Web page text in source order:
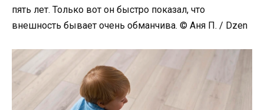
пять лет. Только вот он быстро показал, что
внешность бывает очень обманчива. © Аня П. / Dzen